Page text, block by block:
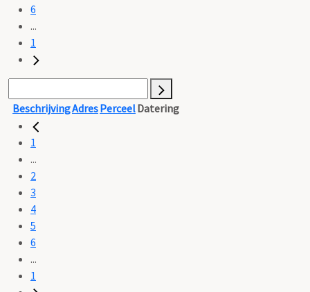
6
...
1
BeschrijvingAdresPerceelDatering
1
...
2
3
4
5
6
...
1